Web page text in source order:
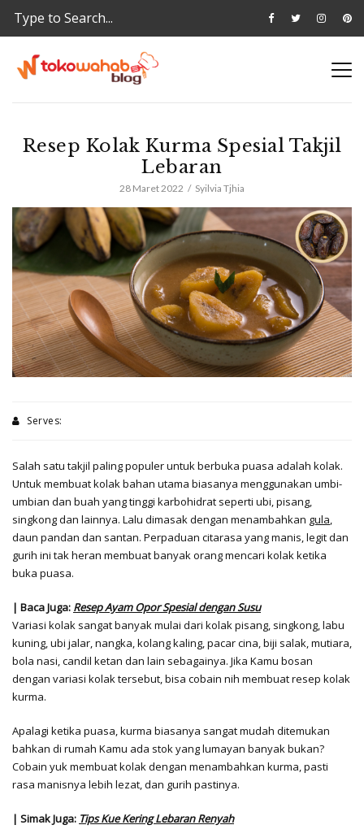
Resep Kolak Kurma Spesial Takjil
Lebaran
28 Maret 2022 Syilvia Tjhia
Serves:
Salah satu takjil paling populer untuk berbuka puasa adalah kolak.
Untuk membuat kolak bahan utama biasanya menggunakan umbi-
umbian dan buah yang tinggi karbohidrat seperti ubi, pisang,
singkong dan lainnya. Lalu dimasak dengan menambahkan gula,
daun pandan dan santan. Perpaduan citarasa yang manis, legit dan
gurih ini tak heran membuat banyak orang mencari kolak ketika
buka puasa.
| Baca Juga: Resep Ayam Opor Spesial dengan Susu
Variasi kolak sangat banyak mulai dari kolak pisang, singkong, labu
kuning, ubi jalar, nangka, kolang kaling, pacar cina, biji salak, mutiara,
bola nasi, candil ketan dan lain sebagainya. Jika Kamu bosan
dengan variasi kolak tersebut, bisa cobain nih membuat resep kolak
kurma.
Apalagi ketika puasa, kurma biasanya sangat mudah ditemukan
bahkan di rumah Kamu ada stok yang lumayan banyak bukan?
Cobain yuk membuat kolak dengan menambahkan kurma, pasti
rasa manisnya lebih lezat, dan gurih pastinya.
| Simak Juga: Tips Kue Kering Lebaran Renyah